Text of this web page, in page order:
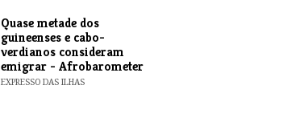
Quase metade dos
guineenses e cabo-
verdianos consideram
emigrar - Afrobarometer
EXPRESSO DAS ILHAS